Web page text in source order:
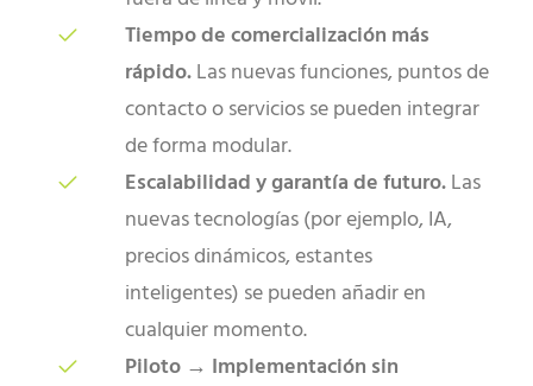
Tiempo de comercialización más
rápido.Las nuevas funciones, puntos de
contacto o servicios se pueden integrar
de forma modular.
Escalabilidad y garantía de futuro.Las
nuevas tecnologías (por ejemplo, IA,
precios dinámicos, estantes
inteligentes) se pueden añadir en
cualquier momento.
Piloto → Implementación sin